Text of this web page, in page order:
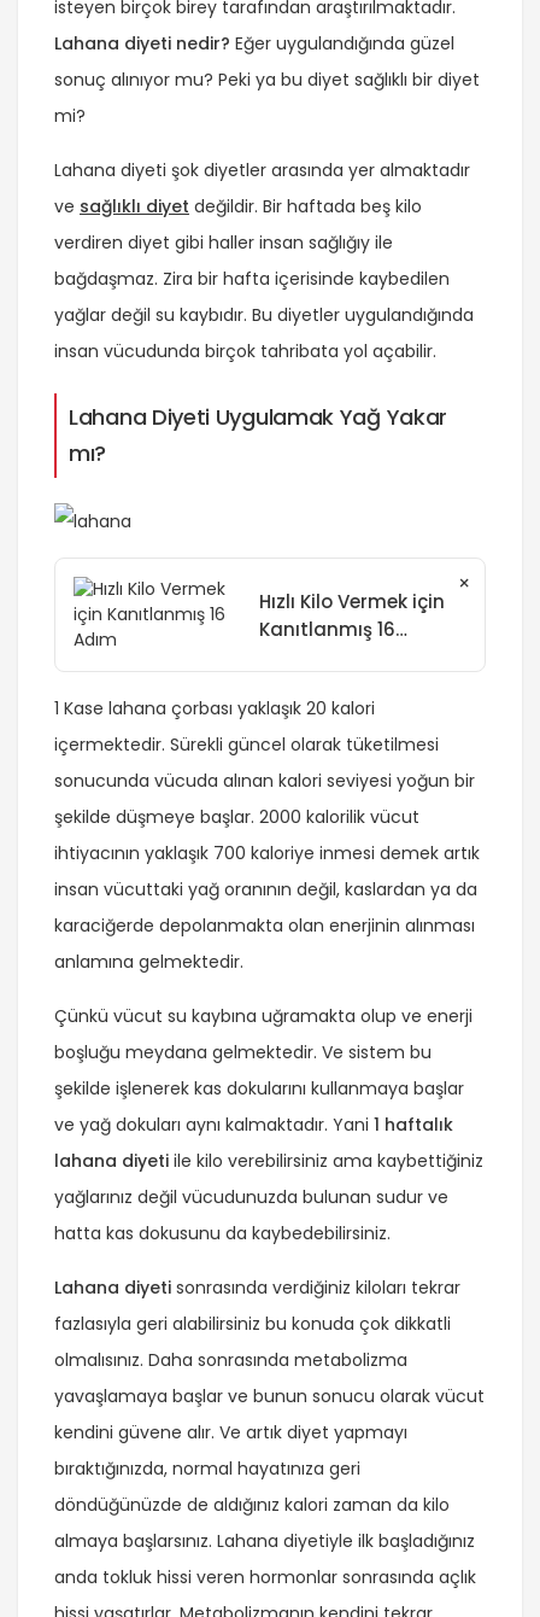
isteyen birçok birey tarafından araştırılmaktadır.
Lahana diyeti nedir? Eğer uygulandığında güzel
sonuç alınıyor mu? Peki ya bu diyet sağlıklı bir diyet
mi?
Lahana diyeti şok diyetler arasında yer almaktadır
ve sağlıklı diyet değildir. Bir haftada beş kilo
verdiren diyet gibi haller insan sağlığıy ile
bağdaşmaz. Zira bir hafta içerisinde kaybedilen
yağlar değil su kaybıdır. Bu diyetler uygulandığında
insan vücudunda birçok tahribata yol açabilir.
Lahana Diyeti Uygulamak Yağ Yakar
mı?
Hızlı Kilo Vermek için
Kanıtlanmış 16
×
1 Kase lahana çorbası yaklaşık 20 kalori
içermektedir. Sürekli güncel olarak tüketilmesi
sonucunda vücuda alınan kalori seviyesi yoğun bir
şekilde düşmeye başlar. 2000 kalorilik vücut
ihtiyacının yaklaşık 700 kaloriye inmesi demek artık
insan vücuttaki yağ oranının değil, kaslardan ya da
karaciğerde depolanmakta olan enerjinin alınması
anlamına gelmektedir.
Çünkü vücut su kaybına uğramakta olup ve enerji
boşluğu meydana gelmektedir. Ve sistem bu
şekilde işlenerek kas dokularını kullanmaya başlar
ve yağ dokuları aynı kalmaktadır. Yani 1 haftalık
lahana diyeti ile kilo verebilirsiniz ama kaybettiğiniz
yağlarınız değil vücudunuzda bulunan sudur ve
hatta kas dokusunu da kaybedebilirsiniz.
Lahana diyeti sonrasında verdiğiniz kiloları tekrar
fazlasıyla geri alabilirsiniz bu konuda çok dikkatli
olmalısınız. Daha sonrasında metabolizma
yavaşlamaya başlar ve bunun sonucu olarak vücut
kendini güvene alır. Ve artık diyet yapmayı
bıraktığınızda, normal hayatınıza geri
döndüğünüzde de aldığınız kalori zaman da kilo
almaya başlarsınız. Lahana diyetiyle ilk başladığınız
anda tokluk hissi veren hormonlar sonrasında açlık